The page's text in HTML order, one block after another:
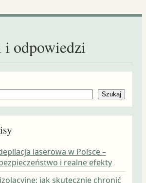
i odpowiedzi
Szukaj
laserowa w Polsce –
i realne efekty
jak skutecznie chronić